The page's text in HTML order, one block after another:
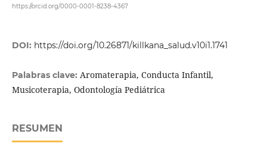
https://orcid.org/0000-0001-8238-4367
DOI: https://doi.org/10.26871/killkana_salud.v10i1.1741
Palabras clave: Aromaterapia, Conducta Infantil,
Musicoterapia, Odontología Pediátrica
RESUMEN